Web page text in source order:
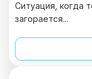
Ситуация, когда
загорается...